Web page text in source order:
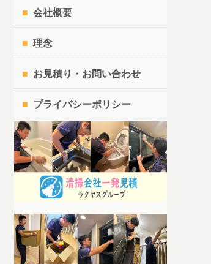
会社概要
理念
お見積り・お問い合わせ
プライバシーポリシー